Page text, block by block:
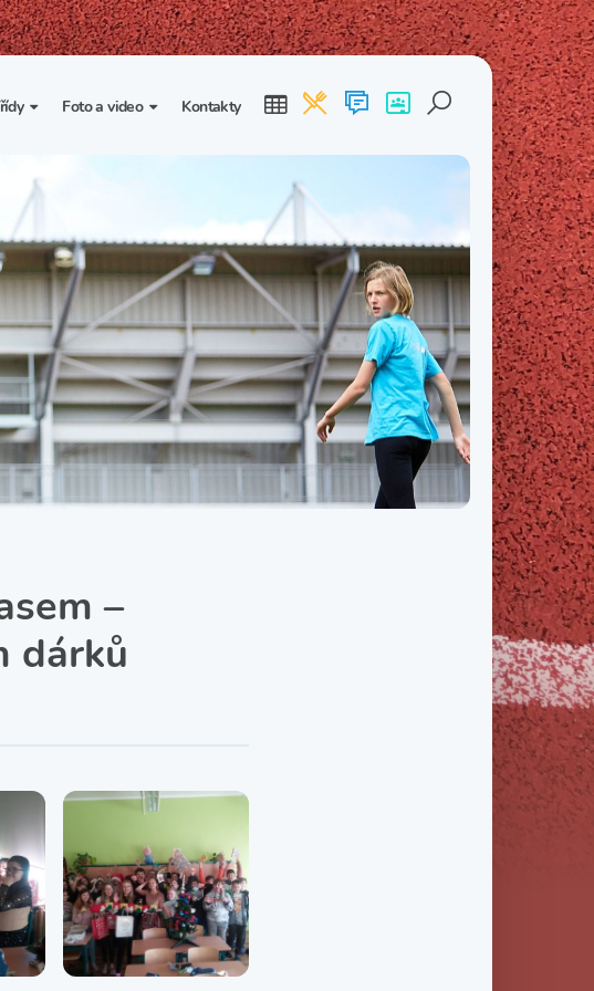
jídelny
Třída I. B Třída I. C
Třída II. A Třída II. C
Třída III. A Třída III. B Třída III. C
Třída IV. A Třída IV. B Třída IV. C
Třída V. A Třída V. B Třída V. C
Třída VI. A Třída VI. B Třída VI. C
Třída VII. A Třída VII. B Třída VII. C
Třída VIII. A Třída VIII. C
Foto a video Kontakty
–
dárků